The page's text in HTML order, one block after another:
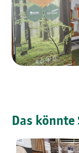
Das könnte